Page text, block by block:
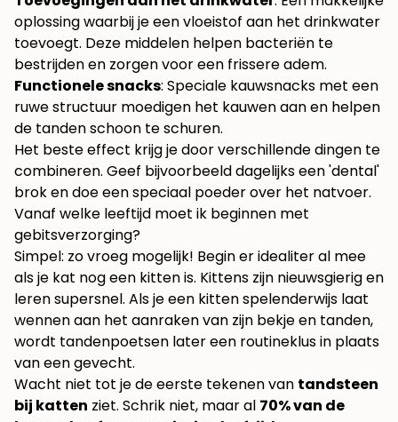
oplossing waarbij je een vloeistof aan het drinkwater
toevoegt. Deze middelen helpen bacteriën te
bestrijden en zorgen voor een frissere adem.
Functionele snacks: Speciale kauwsnacks met een
ruwe structuur moedigen het kauwen aan en helpen
de tanden schoon te schuren.
Het beste effect krijg je door verschillende dingen te
combineren. Geef bijvoorbeeld dagelijks een 'dental'
brok en doe een speciaal poeder over het natvoer.
Vanaf welke leeftijd moet ik beginnen met
gebitsverzorging?
Simpel: zo vroeg mogelijk! Begin er idealiter al mee
als je kat nog een kitten is. Kittens zijn nieuwsgierig en
leren supersnel. Als je een kitten spelenderwijs laat
wennen aan het aanraken van zijn bekje en tanden,
wordt tandenpoetsen later een routineklus in plaats
van een gevecht.
Wacht niet tot je de eerste tekenen van tandsteen
bij katten ziet. Schrik niet, maar al 70% van de